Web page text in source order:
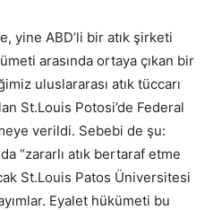
yine ABD’li bir atık şirketi
arasında ortaya çıkan bir
uluslararası atık tüccarı
St.Louis Potosi’de Federal
verildi. Sebebi de şu:
“zararlı atık bertaraf etme
St.Louis Patos Üniversitesi
Eyalet hükümeti bu